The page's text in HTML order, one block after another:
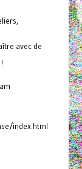
avec de
index.html